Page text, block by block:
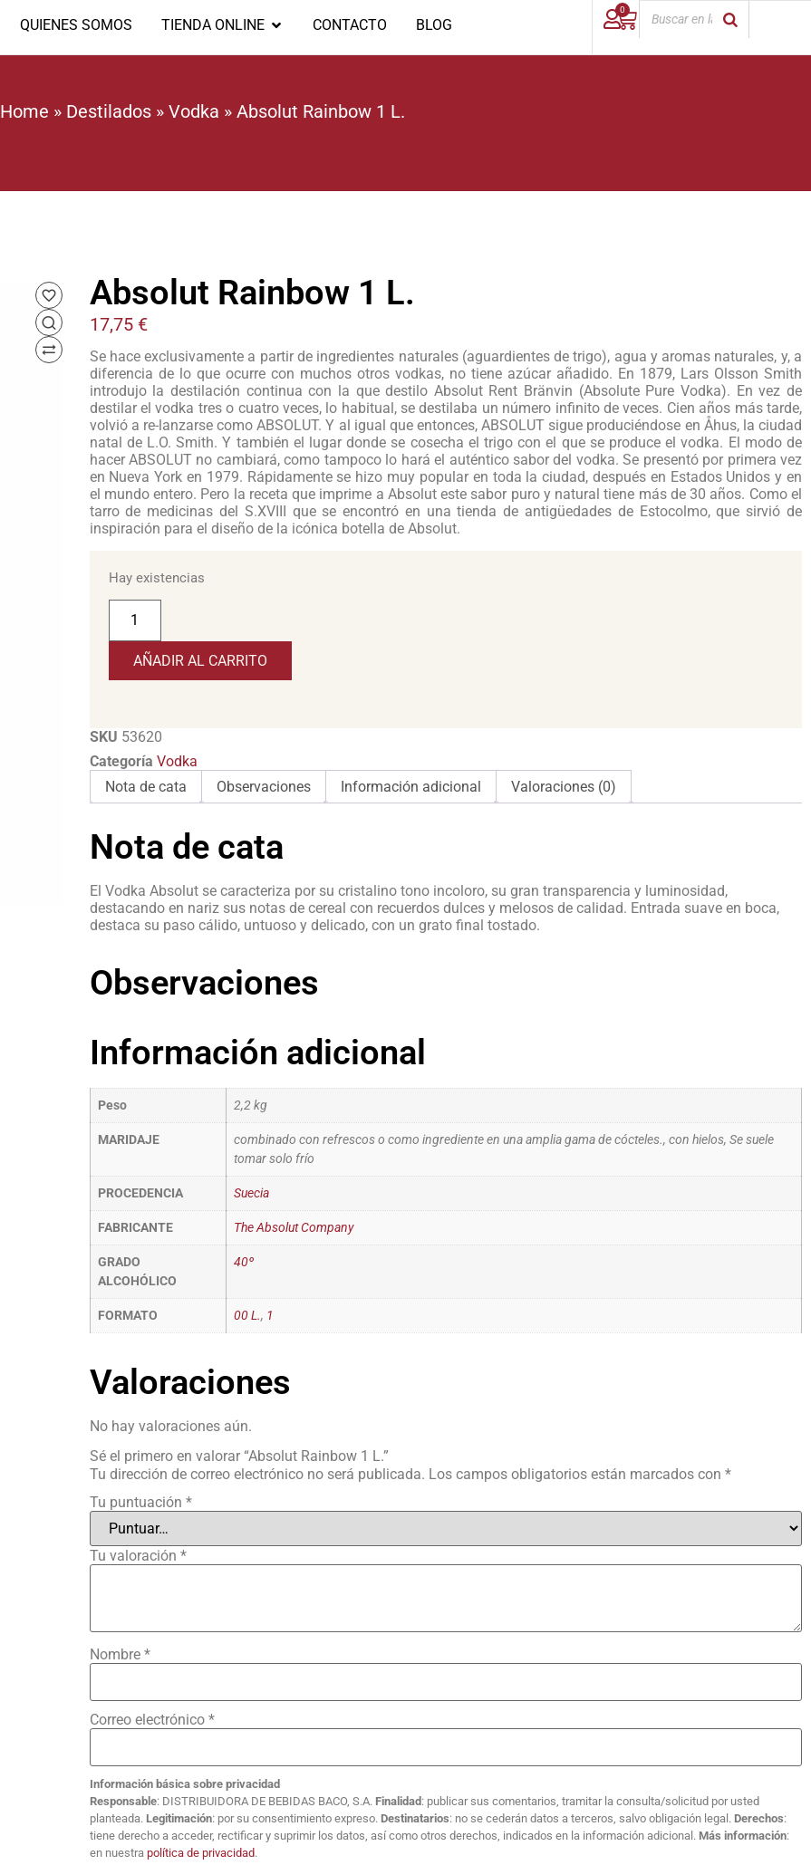
QUIENES SOMOS TIENDA ONLINE CONTACTO BLOG
0
Home » Destilados» Vodka » Absolut Rainbow 1 L.
Absolut Rainbow 1 L.
17,75 €
Se hace exclusivamente a partir de ingredientes naturales (aguardientes de trigo), agua y aromas naturales, y, a
diferencia de lo que ocurre con muchos otros vodkas, no tiene azúcar añadido. En 1879, Lars Olsson Smith
introdujo la destilación continua con la que destilo Absolut Rent Bränvin (Absolute Pure Vodka). En vez de
destilar el vodka tres o cuatro veces, lo habitual, se destilaba un número infinito de veces. Cien años más tarde,
volvió a re-lanzarse como ABSOLUT. Y al igual que entonces, ABSOLUT sigue produciéndose en Åhus, la ciudad
natal de L.O. Smith. Y también el lugar donde se cosecha el trigo con el que se produce el vodka. El modo de
hacer ABSOLUT no cambiará, como tampoco lo hará el auténtico sabor del vodka. Se presentó por primera vez
en Nueva York en 1979. Rápidamente se hizo muy popular en toda la ciudad, después en Estados Unidos y en
el mundo entero. Pero la receta que imprime a Absolut este sabor puro y natural tiene más de 30 años. Como el
tarro de medicinas del S.XVIII que se encontró en una tienda de antigüedades de Estocolmo, que sirvió de
inspiración para el diseño de la icónica botella de Absolut.
Hay existencias
AÑADIR AL CARRITO
SKU 53620
Categoría Vodka
Nota de cata
Observaciones Información adicional Valoraciones (0)
Nota de cata
El Vodka Absolut se caracteriza por su cristalino tono incoloro, su gran transparencia y luminosidad,
destacando en nariz sus notas de cereal con recuerdos dulces y melosos de calidad. Entrada suave en boca,
destaca su paso cálido, untuoso y delicado, con un grato final tostado.
Observaciones
Información adicional
Peso 2,2 kg
MARIDAJE
combinado con refrescos o como ingrediente en una amplia gama de cócteles., con hielos, Se suele
tomar solo frío
PROCEDENCIA Suecia
FABRICANTE The Absolut Company
GRADO
ALCOHÓLICO
40º
FORMATO 00 L., 1
Valoraciones
No hay valoraciones aún.
Sé el primero en valorar “Absolut Rainbow 1 L.”
Tu dirección de correo electrónico no será publicada. Los campos obligatorios están marcados con *
Tu puntuación *
Tu valoración *
Nombre *
Correo electrónico *
Información básica sobre privacidad
Responsable: DISTRIBUIDORA DE BEBIDAS BACO, S.A. Finalidad : publicar sus comentarios, tramitar la consulta/solicitud por usted
planteada. Legitimación: por su consentimiento expreso. Destinatarios: no se cederán datos a terceros, salvo obligación legal. Derechos:
tiene derecho a acceder, rectificar y suprimir los datos, así como otros derechos, indicados en la información adicional. Más información:
en nuestra política de privacidad.